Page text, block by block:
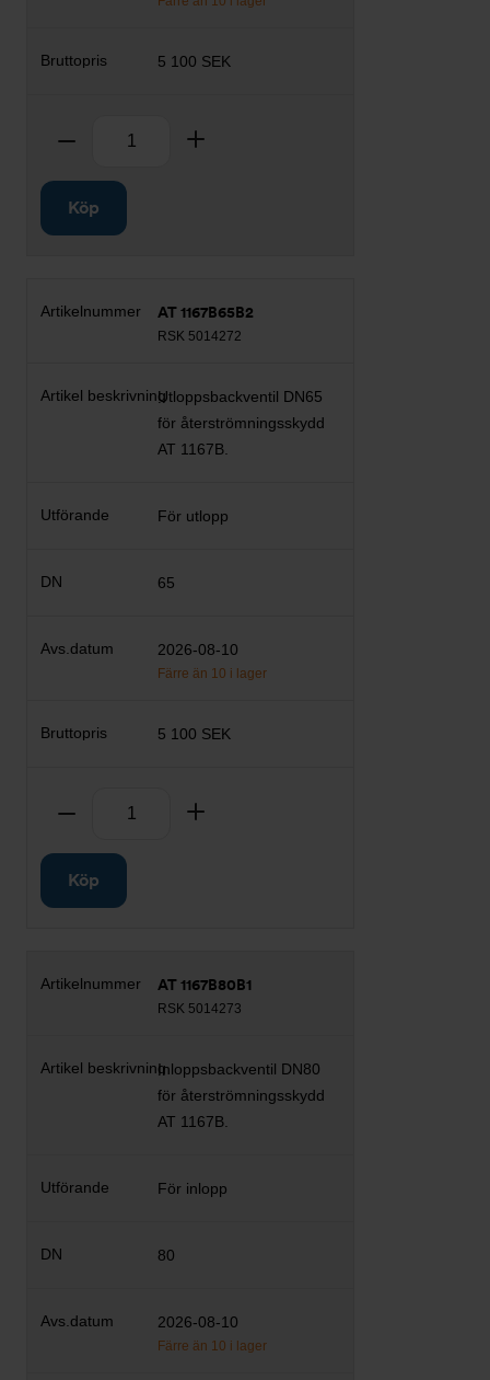
5 100 SEK
Ta bort
Köp
AT 1167B65B2
RSK 5014272
Utloppsbackventil DN65
för återströmningsskydd
AT 1167B.
För utlopp
65
2026-08-10
Färre än 10 i lager
5 100 SEK
Ta bort
Köp
AT 1167B80B1
RSK 5014273
Inloppsbackventil DN80
för återströmningsskydd
AT 1167B.
För inlopp
80
2026-08-10
Färre än 10 i lager